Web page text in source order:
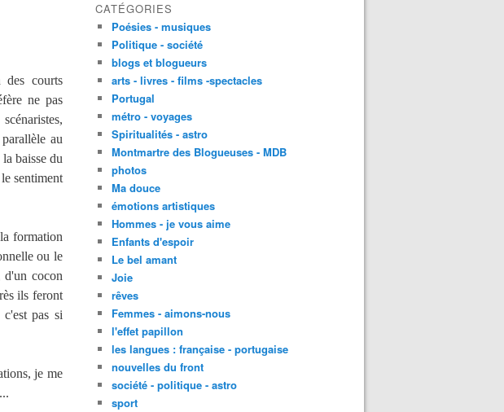
des courts
ne pas
au
baisse du
sentiment
formation
ou le
d'un cocon
ils feront
pas si
je me
CATÉGORIES
Poésies - musiques
Politique - société
blogs et blogueurs
arts - livres - films -spectacles
Portugal
métro - voyages
Spiritualités - astro
Montmartre des Blogueuses - MDB
photos
Ma douce
émotions artistiques
Hommes - je vous aime
Enfants d'espoir
Le bel amant
Joie
rêves
Femmes - aimons-nous
l'effet papillon
les langues : française - portugaise
nouvelles du front
société - politique - astro
sport